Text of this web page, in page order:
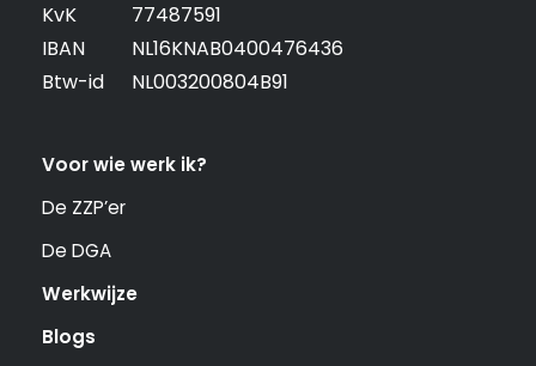
KvK
77487591
IBAN
NL16KNAB0400476436
Btw-id
NL003200804B91
Voor wie werk ik?
De ZZP’er
De DGA
Werkwijze
Blogs